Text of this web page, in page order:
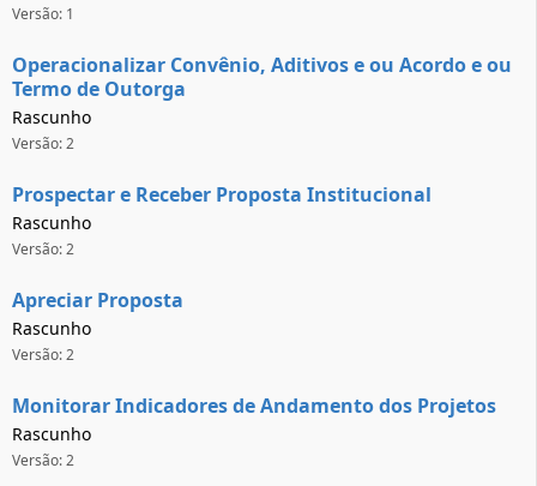
Versão: 1
Operacionalizar Convênio, Aditivos e ou Acordo e ou
Termo de Outorga
Rascunho
Versão: 2
Prospectar e Receber Proposta Institucional
Rascunho
Versão: 2
Apreciar Proposta
Rascunho
Versão: 2
Monitorar Indicadores de Andamento dos Projetos
Rascunho
Versão: 2